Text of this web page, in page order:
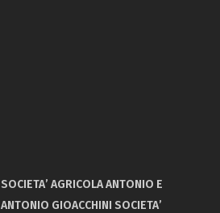
SOCIETA’ AGRICOLA ANTONIO E
ANTONIO GIOACCHINI SOCIETA’